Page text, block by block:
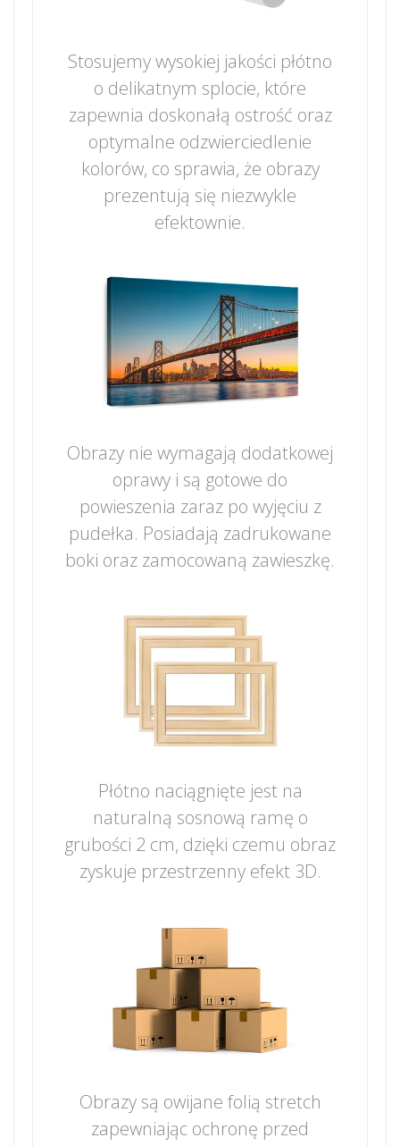
Stosujemy wysokiej jakości płótno
o delikatnym splocie, które
zapewnia doskonałą ostrość oraz
optymalne odzwierciedlenie
kolorów, co sprawia, że obrazy
prezentują się niezwykle
efektownie.
Obrazy nie wymagają dodatkowej
oprawy i są gotowe do
powieszenia zaraz po wyjęciu z
pudełka. Posiadają zadrukowane
boki oraz zamocowaną zawieszkę.
Płótno naciągnięte jest na
naturalną sosnową ramę o
grubości 2 cm, dzięki czemu obraz
zyskuje przestrzenny efekt 3D.
Obrazy są owijane folią stretch
zapewniając ochronę przed